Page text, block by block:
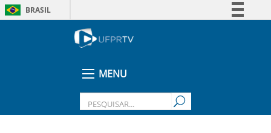
BRASIL
Legislação
MENU